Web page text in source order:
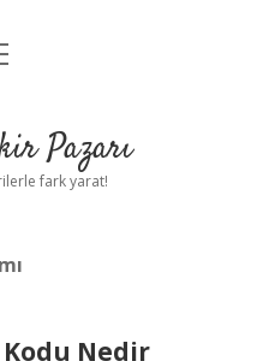
Pazarı
fark yarat!
Nedir